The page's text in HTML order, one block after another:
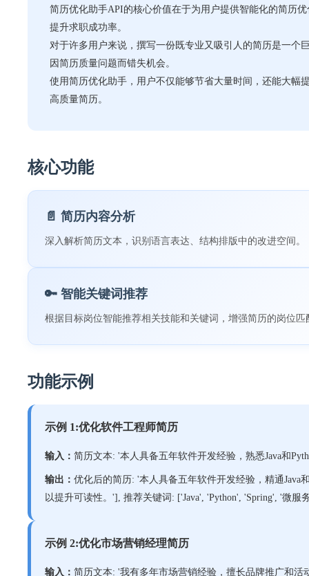
简历优化助手API的核心价值在于为用户提供智能化的简历
提升求职成功率。
对于许多用户来说，撰写一份既专业又吸引人的简历是一个
因简历质量问题而错失机会。
使用简历优化助手，用户不仅能够节省大量时间，还能大幅
高质量简历。
核心功能
📄 简历内容分析
深入解析简历文本，识别语言表达、结构排版中的改进空间。
🔑 智能关键词推荐
根据目标岗位智能推荐相关技能和关键词，增强简历的岗位匹
功能示例
示例 1:优化软件工程师简历
输入： 简历文本: '本人具备五年软件开发经验，熟悉Java和
输出： 优化后的简历: '本人具备五年软件开发经验，精通
以提升可读性。'], 推荐关键词: ['Java', 'Python', 'Spring', '微服
示例 2:优化市场营销经理简历
输入： 简历文本: '我有多年市场营销经验，擅长品牌推广和